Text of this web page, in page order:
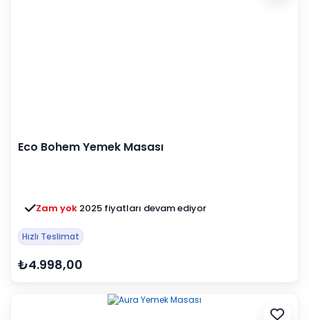
Eco Bohem Yemek Masası
Zam yok 2025 fiyatları devam ediyor
Hızlı Teslimat
₺4.998,00